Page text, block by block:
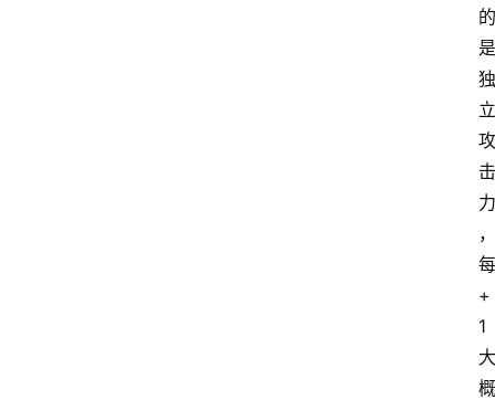
的
是
独
立
攻
击
力
，
每
+
1
大
概